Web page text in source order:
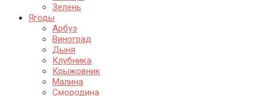
Зелень
Ягоды
Арбуз
Виноград
Дыня
Клубника
Крыжовник
Малина
Смородина